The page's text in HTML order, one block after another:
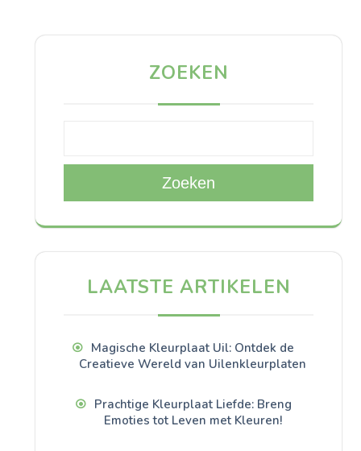
ZOEKEN
Zoeken
LAATSTE ARTIKELEN
Magische Kleurplaat Uil: Ontdek de
Creatieve Wereld van Uilenkleurplaten
Prachtige Kleurplaat Liefde: Breng
Emoties tot Leven met Kleuren!